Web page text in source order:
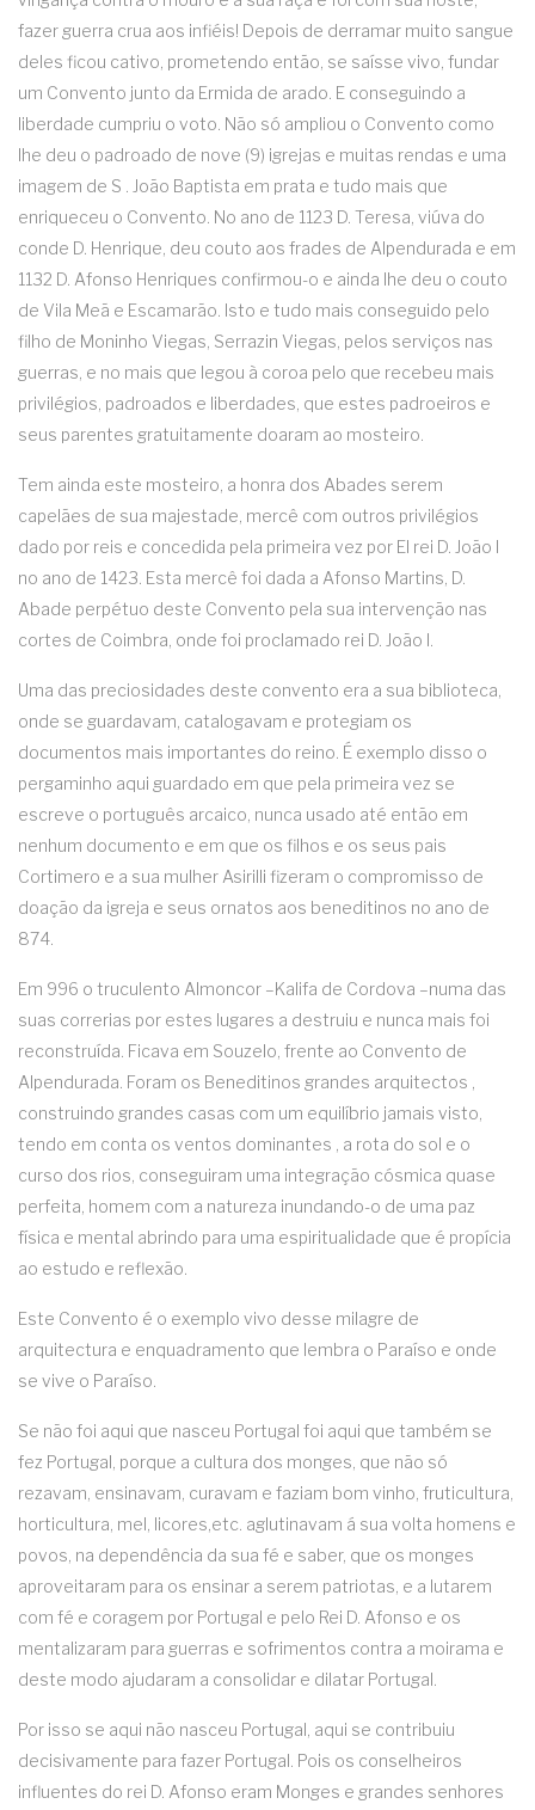
fazer guerra crua aos infiéis! Depois de derramar muito sangue
deles ficou cativo, prometendo então, se saísse vivo, fundar
um Convento junto da Ermida de arado. E conseguindo a
liberdade cumpriu o voto. Não só ampliou o Convento como
lhe deu o padroado de nove (9) igrejas e muitas rendas e uma
imagem de S . João Baptista em prata e tudo mais que
enriqueceu o Convento. No ano de 1123 D. Teresa, viúva do
conde D. Henrique, deu couto aos frades de Alpendurada e em
1132 D. Afonso Henriques confirmou-o e ainda lhe deu o couto
de Vila Meã e Escamarão. Isto e tudo mais conseguido pelo
filho de Moninho Viegas, Serrazin Viegas, pelos serviços nas
guerras, e no mais que legou à coroa pelo que recebeu mais
privilégios, padroados e liberdades, que estes padroeiros e
seus parentes gratuitamente doaram ao mosteiro.
Tem ainda este mosteiro, a honra dos Abades serem
capelães de sua majestade, mercê com outros privilégios
dado por reis e concedida pela primeira vez por El rei D. João I
no ano de 1423. Esta mercê foi dada a Afonso Martins, D.
Abade perpétuo deste Convento pela sua intervenção nas
cortes de Coimbra, onde foi proclamado rei D. João I.
Uma das preciosidades deste convento era a sua biblioteca,
onde se guardavam, catalogavam e protegiam os
documentos mais importantes do reino. É exemplo disso o
pergaminho aqui guardado em que pela primeira vez se
escreve o português arcaico, nunca usado até então em
nenhum documento e em que os filhos e os seus pais
Cortimero e a sua mulher Asirilli fizeram o compromisso de
doação da igreja e seus ornatos aos beneditinos no ano de
874.
Em 996 o truculento Almoncor –Kalifa de Cordova –numa das
suas correrias por estes lugares a destruiu e nunca mais foi
reconstruída. Ficava em Souzelo, frente ao Convento de
Alpendurada. Foram os Beneditinos grandes arquitectos ,
construindo grandes casas com um equilíbrio jamais visto,
tendo em conta os ventos dominantes , a rota do sol e o
curso dos rios, conseguiram uma integração cósmica quase
perfeita, homem com a natureza inundando-o de uma paz
física e mental abrindo para uma espiritualidade que é propícia
ao estudo e reflexão.
Este Convento é o exemplo vivo desse milagre de
arquitectura e enquadramento que lembra o Paraíso e onde
se vive o Paraíso.
Se não foi aqui que nasceu Portugal foi aqui que também se
fez Portugal, porque a cultura dos monges, que não só
rezavam, ensinavam, curavam e faziam bom vinho, fruticultura,
horticultura, mel, licores,etc. aglutinavam á sua volta homens e
povos, na dependência da sua fé e saber, que os monges
aproveitaram para os ensinar a serem patriotas, e a lutarem
com fé e coragem por Portugal e pelo Rei D. Afonso e os
mentalizaram para guerras e sofrimentos contra a moirama e
deste modo ajudaram a consolidar e dilatar Portugal.
Por isso se aqui não nasceu Portugal, aqui se contribuiu
decisivamente para fazer Portugal. Pois os conselheiros
influentes do rei D. Afonso eram Monges e grandes senhores